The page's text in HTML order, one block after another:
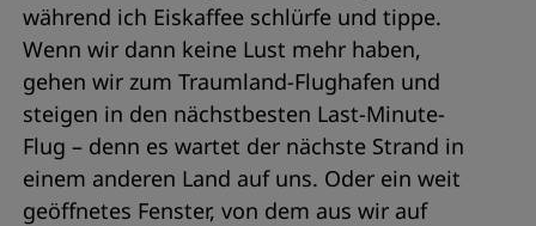
während ich Eiskaffee schlürfe und tippe.
Wenn wir dann keine Lust mehr haben,
gehen wir zum Traumland-Flughafen und
steigen in den nächstbesten Last-Minute-
Flug – denn es wartet der nächste Strand in
einem anderen Land auf uns. Oder ein weit
geöffnetes Fenster, von dem aus wir auf